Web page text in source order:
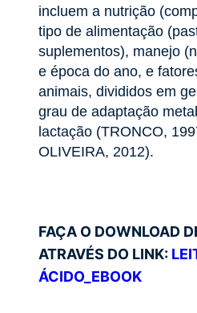
incluem a nutrição
tipo de alimentação
suplementos), manejo
e época do ano, e
animais, divididos em
grau de adaptação
lactação (TRONCO,
OLIVEIRA, 2012).
FAÇA O DOWNLOAD
ATRAVÉS DO LINK:
ÁCIDO_EBOOK